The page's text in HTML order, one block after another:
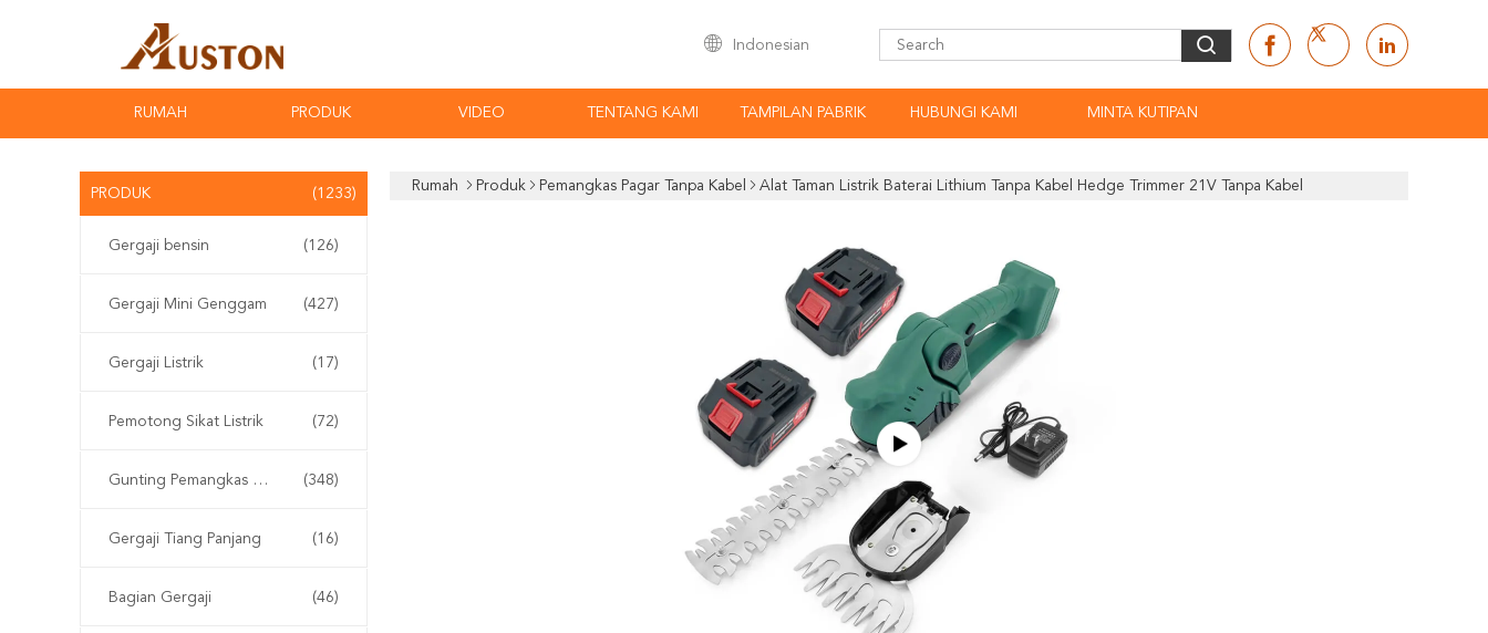
Indonesian
RUMAH PRODUK VIDEO TENTANG KAMI TAMPILAN PABRIK HUBUNGI KAMI MINTA KUTIPAN
PRODUK (1233)
Gergaji bensin (126)
Gergaji Mini Genggam (427)
Gergaji Listrik (17)
Pemotong Sikat Listrik (72)
Gunting Pemangkas Elektrik (348)
Gergaji Tiang Panjang (16)
Bagian Gergaji (46)
Rumah Produk Pemangkas Pagar Tanpa Kabel Alat Taman Listrik Baterai Lithium Tanpa Kabel Hedge Trimmer 21V Tanpa Kabel